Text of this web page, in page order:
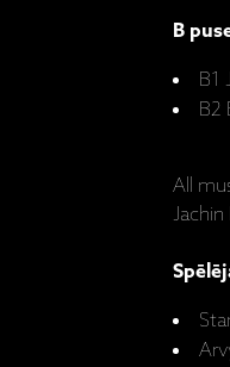
B
B1
B2
All